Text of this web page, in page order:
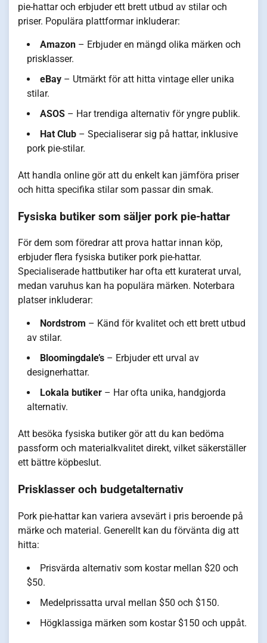
pie-hattar och erbjuder ett brett utbud av stilar och
priser. Populära plattformar inkluderar:
Amazon – Erbjuder en mängd olika märken och
prisklasser.
eBay – Utmärkt för att hitta vintage eller unika
stilar.
ASOS – Har trendiga alternativ för yngre publik.
Hat Club – Specialiserar sig på hattar, inklusive
pork pie-stilar.
Att handla online gör att du enkelt kan jämföra priser
och hitta specifika stilar som passar din smak.
Fysiska butiker som säljer pork pie-hattar
För dem som föredrar att prova hattar innan köp,
erbjuder flera fysiska butiker pork pie-hattar.
Specialiserade hattbutiker har ofta ett kuraterat urval,
medan varuhus kan ha populära märken. Noterbara
platser inkluderar:
Nordstrom – Känd för kvalitet och ett brett utbud
av stilar.
Bloomingdale’s – Erbjuder ett urval av
designerhattar.
Lokala butiker – Har ofta unika, handgjorda
alternativ.
Att besöka fysiska butiker gör att du kan bedöma
passform och materialkvalitet direkt, vilket säkerställer
ett bättre köpbeslut.
Prisklasser och budgetalternativ
Pork pie-hattar kan variera avsevärt i pris beroende på
märke och material. Generellt kan du förvänta dig att
hitta:
Prisvärda alternativ som kostar mellan $20 och
$50.
Medelprissatta urval mellan $50 och $150.
Högklassiga märken som kostar $150 och uppåt.